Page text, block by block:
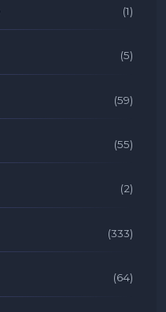
(1)
(5)
(59)
(55)
(2)
(333)
(64)